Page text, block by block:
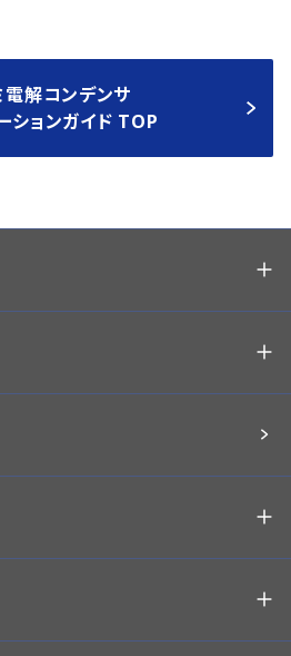
電解コンデンサ
ションガイド TOP